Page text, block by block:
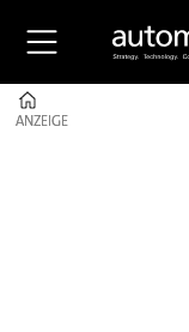
ANZEIGE
ANZEIGE